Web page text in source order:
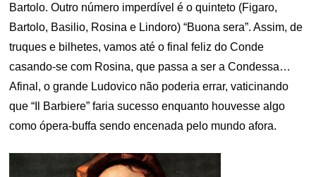
Bartolo. Outro número imperdível é o quinteto (Figaro,
Bartolo, Basilio, Rosina e Lindoro) “Buona sera”. Assim, de
truques e bilhetes, vamos até o final feliz do Conde
casando-se com Rosina, que passa a ser a Condessa…
Afinal, o grande Ludovico não poderia errar, vaticinando
que “Il Barbiere” faria sucesso enquanto houvesse algo
como ópera-buffa sendo encenada pelo mundo afora.